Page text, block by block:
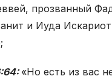
прозванный
и Иуда
«Но есть из вас